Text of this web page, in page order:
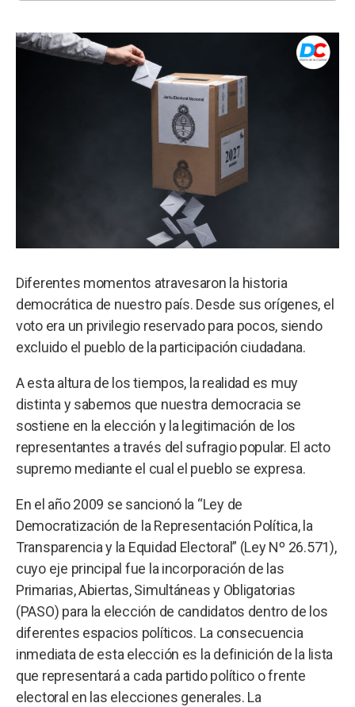
Diferentes momentos atravesaron la historia
democrática de nuestro país. Desde sus orígenes, el
voto era un privilegio reservado para pocos, siendo
excluido el pueblo de la participación ciudadana.
A esta altura de los tiempos, la realidad es muy
distinta y sabemos que nuestra democracia se
sostiene en la elección y la legitimación de los
representantes a través del sufragio popular. El acto
supremo mediante el cual el pueblo se expresa.
En el año 2009 se sancionó la “Ley de
Democratización de la Representación Política, la
Transparencia y la Equidad Electoral” (Ley Nº 26.571),
cuyo eje principal fue la incorporación de las
Primarias, Abiertas, Simultáneas y Obligatorias
(PASO) para la elección de candidatos dentro de los
diferentes espacios políticos. La consecuencia
inmediata de esta elección es la definición de la lista
que representará a cada partido político o frente
electoral en las elecciones generales. La